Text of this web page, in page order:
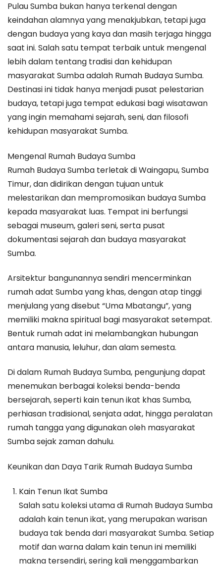
Sumba:
Melestarikan
Tradisi
dan
Kearifan
Lokal
Pulau
Sumba
Pulau Sumba bukan hanya terkenal dengan
keindahan alamnya yang menakjubkan, tetapi juga
dengan budaya yang kaya dan masih terjaga hingga
saat ini. Salah satu tempat terbaik untuk mengenal
lebih dalam tentang tradisi dan kehidupan
masyarakat Sumba adalah Rumah Budaya Sumba.
Destinasi ini tidak hanya menjadi pusat pelestarian
budaya, tetapi juga tempat edukasi bagi wisatawan
yang ingin memahami sejarah, seni, dan filosofi
kehidupan masyarakat Sumba.
Mengenal Rumah Budaya Sumba
Rumah Budaya Sumba terletak di Waingapu, Sumba
Timur, dan didirikan dengan tujuan untuk
melestarikan dan mempromosikan budaya Sumba
kepada masyarakat luas. Tempat ini berfungsi
sebagai museum, galeri seni, serta pusat
dokumentasi sejarah dan budaya masyarakat
Sumba.
Arsitektur bangunannya sendiri mencerminkan
rumah adat Sumba yang khas, dengan atap tinggi
menjulang yang disebut “Uma Mbatangu”, yang
memiliki makna spiritual bagi masyarakat setempat.
Bentuk rumah adat ini melambangkan hubungan
antara manusia, leluhur, dan alam semesta.
Di dalam Rumah Budaya Sumba, pengunjung dapat
menemukan berbagai koleksi benda-benda
bersejarah, seperti kain tenun ikat khas Sumba,
perhiasan tradisional, senjata adat, hingga peralatan
rumah tangga yang digunakan oleh masyarakat
Sumba sejak zaman dahulu.
Keunikan dan Daya Tarik Rumah Budaya Sumba
Kain Tenun Ikat Sumba
Salah satu koleksi utama di Rumah Budaya Sumba
adalah kain tenun ikat, yang merupakan warisan
budaya tak benda dari masyarakat Sumba. Setiap
motif dan warna dalam kain tenun ini memiliki
makna tersendiri, sering kali menggambarkan